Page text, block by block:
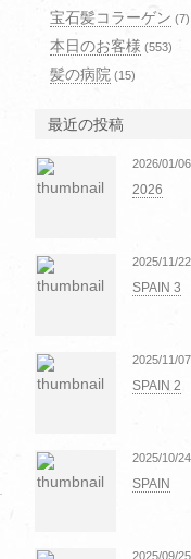
宝石髪コラーゲン (7)
本日のお客様 (553)
髪の病院 (15)
最近の投稿
2026/01/
2026
2025/11/
SPAIN 3
2025/11/
SPAIN 2
2025/10/
SPAIN
2025/09/